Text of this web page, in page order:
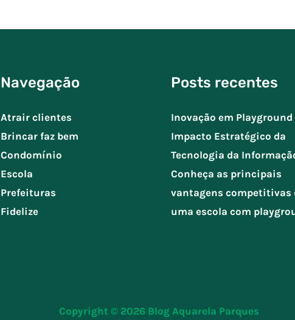
Navegação
Atrair clientes
Brincar faz bem
Condomínio
Escola
Prefeituras
Fidelize
Posts recentes
Inovação em Playground
Impacto Estratégico da
Tecnologia da
Conheça as principais
vantagens competitivas
uma escola com
Copyright © 2026 Blog Aquarela Parques